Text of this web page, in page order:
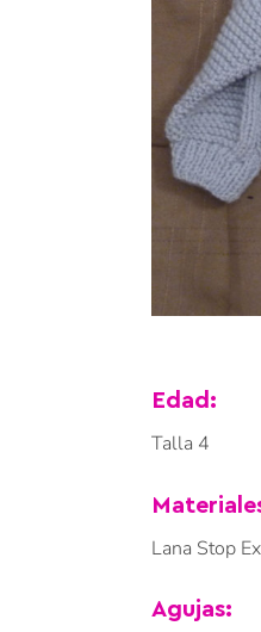
Edad:
Talla 4
Lana Stop
Agujas: